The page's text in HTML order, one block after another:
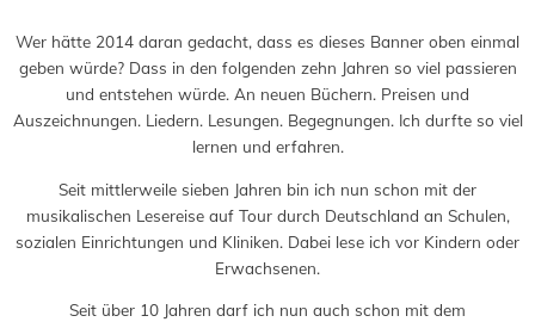
Wer hätte 2014 daran gedacht, dass es dieses Banner oben einmal
geben würde? Dass in den folgenden zehn Jahren so viel passieren
und entstehen würde. An neuen Büchern. Preisen und
Auszeichnungen. Liedern. Lesungen. Begegnungen. Ich durfte so viel
lernen und erfahren.
Seit mittlerweile sieben Jahren bin ich nun schon mit der
musikalischen Lesereise auf Tour durch Deutschland an Schulen,
sozialen Einrichtungen und Kliniken. Dabei lese ich vor Kindern oder
Erwachsenen.
Seit über 10 Jahren darf ich nun auch schon mit dem